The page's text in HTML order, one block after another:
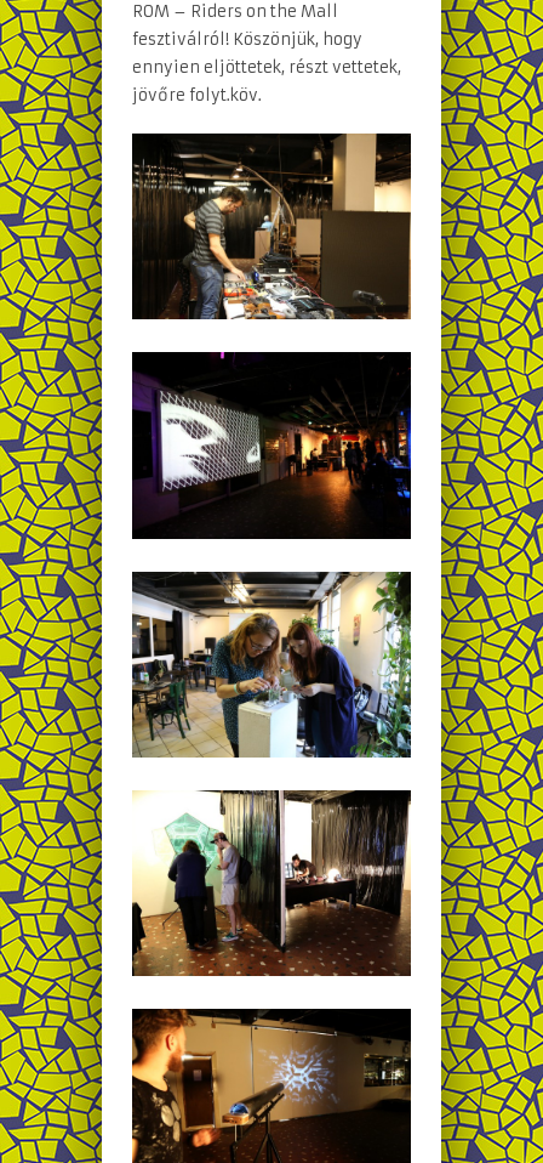
ROM – Riders on the Mall
fesztiválról! Köszönjük, hogy
ennyien eljöttetek, részt vettetek,
jövőre folyt.köv.